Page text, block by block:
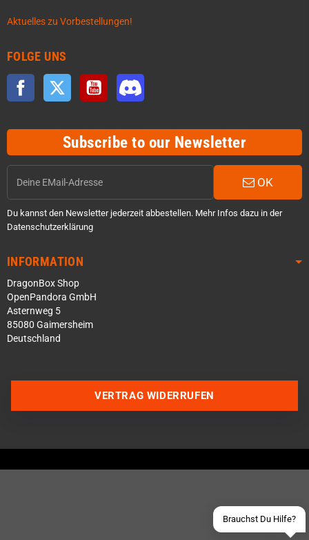
Aktuelles zu Vorbestellungen!
FOLGE UNS
Facebook Twitter YouTube
Subscribe to our Newsletter
OK
Du kannst den Newsletter jederzeit abbestellen. Mehr Infos dazu in der
Datenschutzerklärung
INFORMATION
DragonBox Shop
OpenPandora GmbH
Asternweg 5
85080 Gaimersheim
Deutschland
Brauchst Du Hilfe?
Discord Server beitreten
Schick uns eine eMail
VERTRAG WIDERRUFEN